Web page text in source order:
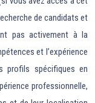
de candidats et
pas activement à la
et l’expérience
profils spécifiques en
professionnelle,